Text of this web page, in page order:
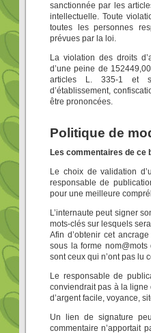
sanctionnée par les
intellectuelle. Toute
toutes les personnes
prévues par la loi.
La violation des droits
d’une peine de
articles L. 335-1 et
d’établissement,
être prononcées.
Politique de
Les commentaires de ce
Le choix de validation
responsable de
pour une meilleure
L’internaute peut signer
mots-clés sur lesquels
Afin d’obtenir cet
sous la forme
sont ceux qui n’ont pas lu
Le responsable de
conviendrait pas à la
d’argent facile, voyance,
Un lien de signature
commentaire n’apportait